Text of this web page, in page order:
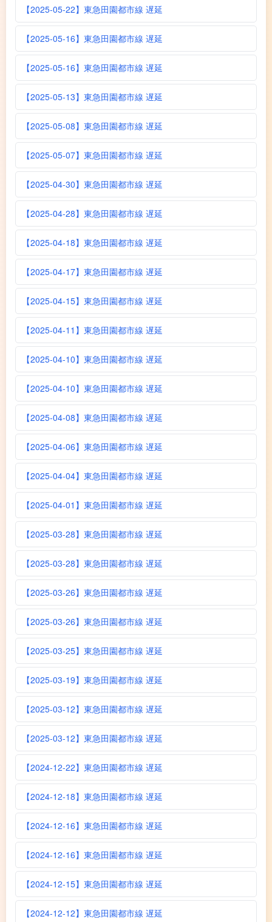
【2025-05-22】東急田園都市線 遅延
【2025-05-16】東急田園都市線 遅延
【2025-05-16】東急田園都市線 遅延
【2025-05-13】東急田園都市線 遅延
【2025-05-08】東急田園都市線 遅延
【2025-05-07】東急田園都市線 遅延
【2025-04-30】東急田園都市線 遅延
【2025-04-28】東急田園都市線 遅延
【2025-04-18】東急田園都市線 遅延
【2025-04-17】東急田園都市線 遅延
【2025-04-15】東急田園都市線 遅延
【2025-04-11】東急田園都市線 遅延
【2025-04-10】東急田園都市線 遅延
【2025-04-10】東急田園都市線 遅延
【2025-04-08】東急田園都市線 遅延
【2025-04-06】東急田園都市線 遅延
【2025-04-04】東急田園都市線 遅延
【2025-04-01】東急田園都市線 遅延
【2025-03-28】東急田園都市線 遅延
【2025-03-28】東急田園都市線 遅延
【2025-03-26】東急田園都市線 遅延
【2025-03-26】東急田園都市線 遅延
【2025-03-25】東急田園都市線 遅延
【2025-03-19】東急田園都市線 遅延
【2025-03-12】東急田園都市線 遅延
【2025-03-12】東急田園都市線 遅延
【2024-12-22】東急田園都市線 遅延
【2024-12-18】東急田園都市線 遅延
【2024-12-16】東急田園都市線 遅延
【2024-12-16】東急田園都市線 遅延
【2024-12-15】東急田園都市線 遅延
【2024-12-12】東急田園都市線 遅延